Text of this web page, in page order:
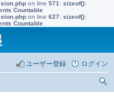
on line 571 : sizeof():
Countable
on line 627: sizeof():
Countable
ログイン
ユーザー登録